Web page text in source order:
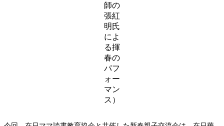
師の
張紅
明氏
によ
る揮
春の
パフ
ォー
マン
ス）